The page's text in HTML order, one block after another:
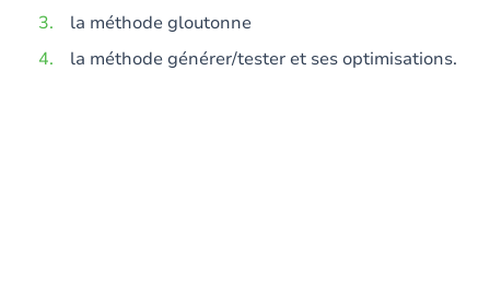
la méthode gloutonne
la méthode générer/tester et ses optimisations.